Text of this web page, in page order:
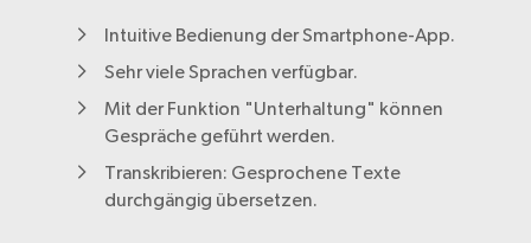
Intuitive Bedienung der Smartphone-App.
Sehr viele Sprachen verfügbar.
Mit der Funktion "Unterhaltung" können
Gespräche geführt werden.
Transkribieren: Gesprochene Texte
durchgängig übersetzen.